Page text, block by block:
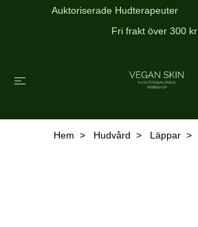
Auktoriserade Hudterapeuter
Fri frakt över 300 kr
Hem Hudvård Läppar